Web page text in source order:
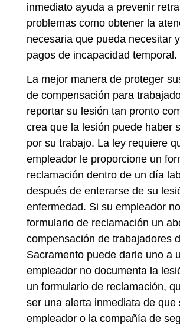
inmediato ayuda a prevenir
problemas como obtener la
necesaria que pueda necesitar
pagos de incapacidad temporal.
La mejor manera de proteger
de compensación para
reportar su lesión tan pronto
crea que la lesión puede haber
por su trabajo. La ley requiere
empleador le proporcione un
reclamación dentro de un día
después de enterarse de su
enfermedad. Si su empleador
formulario de reclamación un
compensación de trabajadores
Sacramento puede darle uno a
empleador no documenta la
un formulario de reclamación,
ser una alerta inmediata de que
empleador o la compañía de